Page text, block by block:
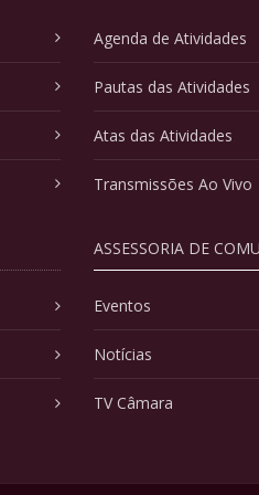
Agenda de Atividades
Pautas das Atividades
Atas das Atividades
Transmissões Ao Vivo
ASSESSORIA DE
Eventos
Notícias
TV Câmara